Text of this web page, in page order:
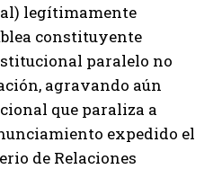
legítimamente
constituyente
paralelo no
agravando aún
que paraliza a
expedido el
de Relaciones